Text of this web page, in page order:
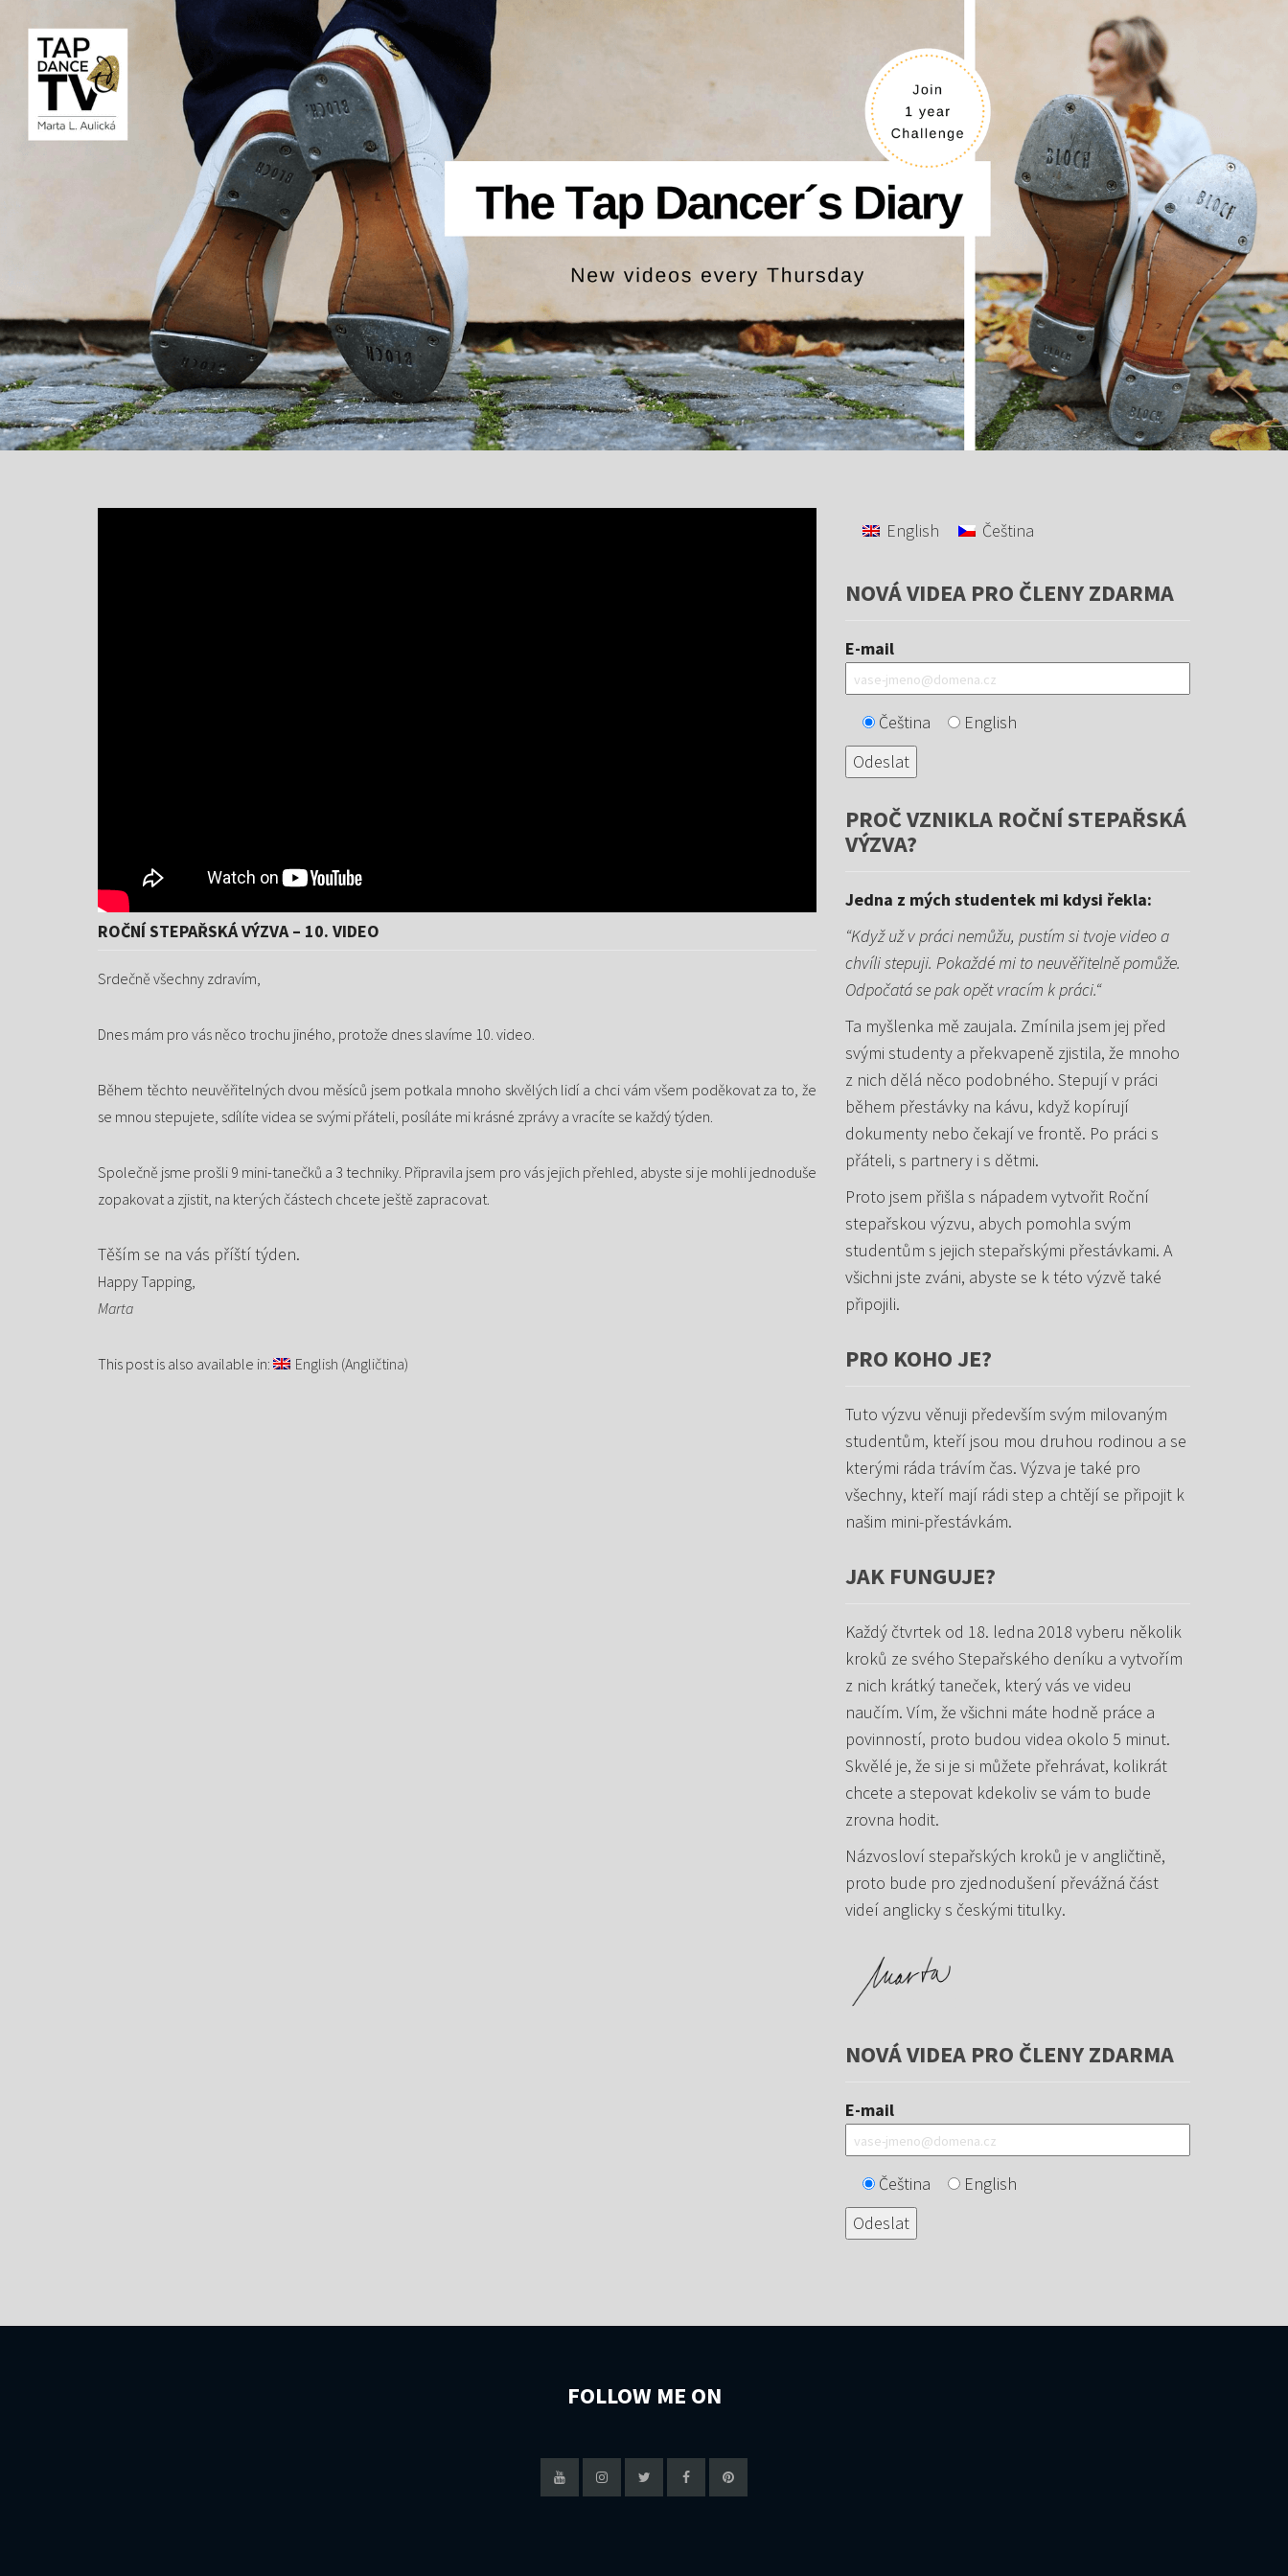
ROČNÍ STEPAŘSKÁ VÝZVA – 10. VIDEO
Srdečně všechny zdravím,
Dnes mám pro vás něco trochu jiného, protože dnes slavíme 10. video.
Během těchto neuvěřitelných dvou měsíců jsem potkala mnoho skvělých lidí a chci vám všem poděkovat za to, že
se mnou stepujete, sdílíte videa se svými přáteli, posíláte mi krásné zprávy a vracíte se každý týden.
Společně jsme prošli 9 mini-tanečků a 3 techniky. Připravila jsem pro vás jejich přehled, abyste si je mohli jednoduše
zopakovat a zjistit, na kterých částech chcete ještě zapracovat.
Těším se na vás příští týden.
Happy Tapping,
Marta
This post is also available in: English (Angličtina)
English Čeština
NOVÁ VIDEA PRO ČLENY ZDARMA
E-mail
Čeština English
PROČ VZNIKLA ROČNÍ STEPAŘSKÁ
VÝZVA?
Jedna z mých studentek mi kdysi řekla:
“Když už v práci nemůžu, pustím si tvoje video a
chvíli stepuji. Pokaždé mi to neuvěřitelně pomůže.
Odpočatá se pak opět vracím k práci.“
Ta myšlenka mě zaujala. Zmínila jsem jej před
svými studenty a překvapeně zjistila, že mnoho
z nich dělá něco podobného. Stepují v práci
během přestávky na kávu, když kopírují
dokumenty nebo čekají ve frontě. Po práci s
přáteli, s partnery i s dětmi.
Proto jsem přišla s nápadem vytvořit Roční
stepařskou výzvu, abych pomohla svým
studentům s jejich stepařskými přestávkami. A
všichni jste zváni, abyste se k této výzvě také
připojili.
PRO KOHO JE?
Tuto výzvu věnuji především svým milovaným
studentům, kteří jsou mou druhou rodinou a se
kterými ráda trávím čas. Výzva je také pro
všechny, kteří mají rádi step a chtějí se připojit k
našim mini-přestávkám.
JAK FUNGUJE?
Každý čtvrtek od 18. ledna 2018 vyberu několik
kroků ze svého Stepařského deníku a vytvořím
z nich krátký taneček, který vás ve videu
naučím. Vím, že všichni máte hodně práce a
povinností, proto budou videa okolo 5 minut.
Skvělé je, že si je si můžete přehrávat, kolikrát
chcete a stepovat kdekoliv se vám to bude
zrovna hodit.
Názvosloví stepařských kroků je v angličtině,
proto bude pro zjednodušení převážná část
videí anglicky s českými titulky.
NOVÁ VIDEA PRO ČLENY ZDARMA
E-mail
Čeština English
FOLLOW ME ON